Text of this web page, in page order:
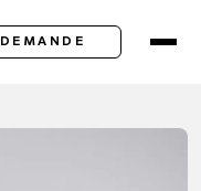
DEMANDE